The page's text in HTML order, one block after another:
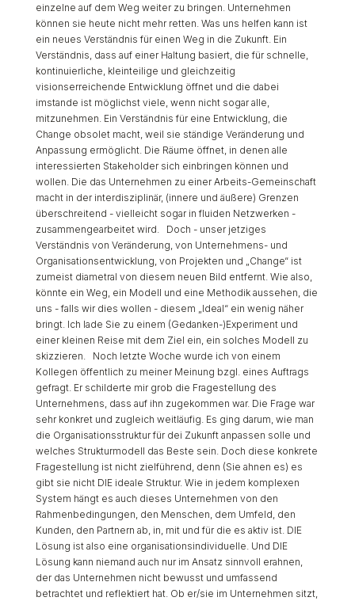
einzelne auf dem Weg weiter zu bringen. Unternehmen
können sie heute nicht mehr retten. Was uns helfen kann ist
ein neues Verständnis für einen Weg in die Zukunft. Ein
Verständnis, dass auf einer Haltung basiert, die für schnelle,
kontinuierliche, kleinteilige und gleichzeitig
visionserreichende Entwicklung öffnet und die dabei
imstande ist möglichst viele, wenn nicht sogar alle,
mitzunehmen. Ein Verständnis für eine Entwicklung, die
Change obsolet macht, weil sie ständige Veränderung und
Anpassung ermöglicht. Die Räume öffnet, in denen alle
interessierten Stakeholder sich einbringen können und
wollen. Die das Unternehmen zu einer Arbeits-Gemeinschaft
macht in der interdisziplinär, (innere und äußere) Grenzen
überschreitend - vielleicht sogar in fluiden Netzwerken -
zusammengearbeitet wird. Doch - unser jetziges
Verständnis von Veränderung, von Unternehmens- und
Organisationsentwicklung, von Projekten und „Change“ ist
zumeist diametral von diesem neuen Bild entfernt. Wie also,
könnte ein Weg, ein Modell und eine Methodik aussehen, die
uns - falls wir dies wollen - diesem „Ideal“ ein wenig näher
bringt. Ich lade Sie zu einem (Gedanken-)Experiment und
einer kleinen Reise mit dem Ziel ein, ein solches Modell zu
skizzieren. Noch letzte Woche wurde ich von einem
Kollegen öffentlich zu meiner Meinung bzgl. eines Auftrags
gefragt. Er schilderte mir grob die Fragestellung des
Unternehmens, dass auf ihn zugekommen war. Die Frage war
sehr konkret und zugleich weitläufig. Es ging darum, wie man
die Organisationsstruktur für dei Zukunft anpassen solle und
welches Strukturmodell das Beste sein. Doch diese konkrete
Fragestellung ist nicht zielführend, denn (Sie ahnen es) es
gibt sie nicht DIE ideale Struktur. Wie in jedem komplexen
System hängt es auch dieses Unternehmen von den
Rahmenbedingungen, den Menschen, dem Umfeld, den
Kunden, den Partnern ab, in, mit und für die es aktiv ist. DIE
Lösung ist also eine organisationsindividuelle. Und DIE
Lösung kann niemand auch nur im Ansatz sinnvoll erahnen,
der das Unternehmen nicht bewusst und umfassend
betrachtet und reflektiert hat. Ob er/sie im Unternehmen sitzt,